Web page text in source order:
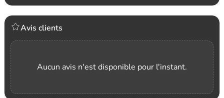
Avis clients
Aucun avis n'est disponible pour l'instant.